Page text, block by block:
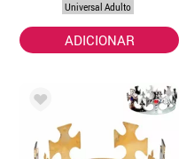
Universal Adulto
ADICIONAR